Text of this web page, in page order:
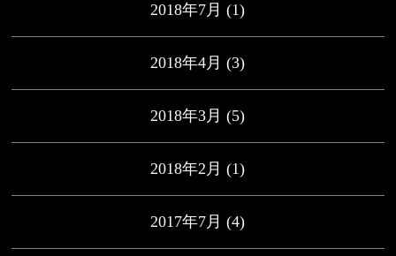
2018年7月 (1)
2018年4月 (3)
2018年3月 (5)
2018年2月 (1)
2017年7月 (4)